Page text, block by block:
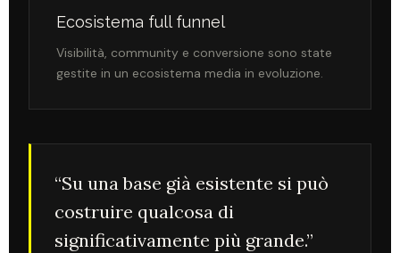
Ecosistema full funnel
Visibilità, community e conversione sono state
gestite in un ecosistema media in evoluzione.
“Su una base già esistente si può
costruire qualcosa di
significativamente più grande.”